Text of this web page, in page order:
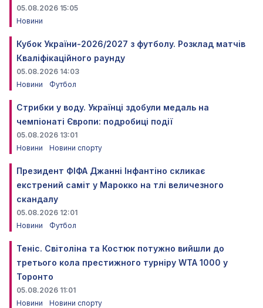
05.08.2026 15:05
Новини
Кубок України-2026/2027 з футболу. Розклад матчів
Кваліфікаційного раунду
05.08.2026 14:03
Новини
Футбол
Стрибки у воду. Українці здобули медаль на
чемпіонаті Європи: подробиці події
05.08.2026 13:01
Новини
Новини спорту
Президент ФІФА Джанні Інфантіно скликає
екстрений саміт у Марокко на тлі величезного
скандалу
05.08.2026 12:01
Новини
Футбол
Теніс. Світоліна та Костюк потужно вийшли до
третього кола престижного турніру WTA 1000 у
Торонто
05.08.2026 11:01
Новини
Новини спорту